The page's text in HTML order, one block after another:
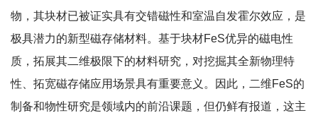
物，其块材已被证实具有交错磁性和室温自发霍尔效应，是
极具潜力的新型磁存储材料。基于块材FeS优异的磁电性
质，拓展其二维极限下的材料研究，对挖掘其全新物理特
性、拓宽磁存储应用场景具有重要意义。因此，二维FeS的
制备和物性研究是领域内的前沿课题，但仍鲜有报道，这主